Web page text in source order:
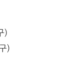
)
)